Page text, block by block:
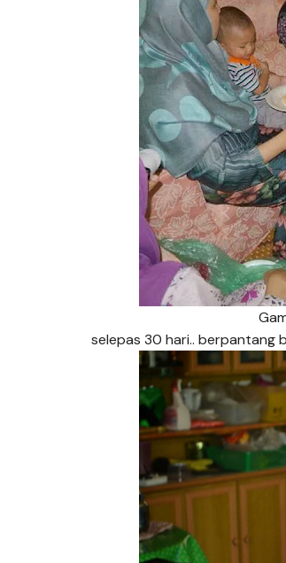
selepas 30 hari.. berpantang